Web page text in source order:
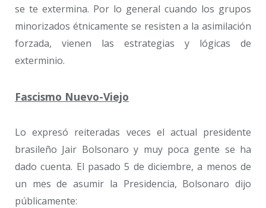
se te extermina. Por lo general cuando los grupos
minorizados étnicamente se resisten a la asimilación
forzada, vienen las estrategias y lógicas de
exterminio.
Fascismo Nuevo-Viejo
Lo expresó reiteradas veces el actual presidente
brasileño Jair Bolsonaro y muy poca gente se ha
dado cuenta. El pasado 5 de diciembre, a menos de
un mes de asumir la Presidencia, Bolsonaro dijo
públicamente: